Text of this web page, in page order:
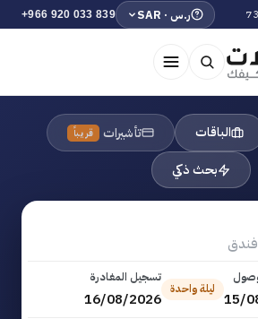
ر.س · SAR +966 920 033 839
الباقات تأشيرات قريباً
بحث ذكي
15/
ليلة واحدة
تسجيل المغادرة
16/08/2026